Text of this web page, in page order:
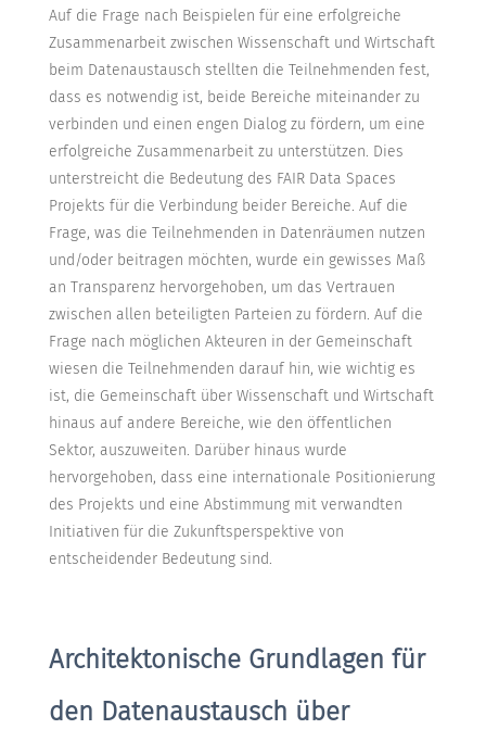
Auf die Frage nach Beispielen für eine erfolgreiche
Zusammenarbeit zwischen Wissenschaft und Wirtschaft
beim Datenaustausch stellten die Teilnehmenden fest,
dass es notwendig ist, beide Bereiche miteinander zu
verbinden und einen engen Dialog zu fördern, um eine
erfolgreiche Zusammenarbeit zu unterstützen. Dies
unterstreicht die Bedeutung des FAIR Data Spaces
Projekts für die Verbindung beider Bereiche. Auf die
Frage, was die Teilnehmenden in Datenräumen nutzen
und/oder beitragen möchten, wurde ein gewisses Maß
an Transparenz hervorgehoben, um das Vertrauen
zwischen allen beteiligten Parteien zu fördern. Auf die
Frage nach möglichen Akteuren in der Gemeinschaft
wiesen die Teilnehmenden darauf hin, wie wichtig es
ist, die Gemeinschaft über Wissenschaft und Wirtschaft
hinaus auf andere Bereiche, wie den öffentlichen
Sektor, auszuweiten. Darüber hinaus wurde
hervorgehoben, dass eine internationale Positionierung
des Projekts und eine Abstimmung mit verwandten
Initiativen für die Zukunftsperspektive von
entscheidender Bedeutung sind.
Architektonische Grundlagen für
den Datenaustausch über